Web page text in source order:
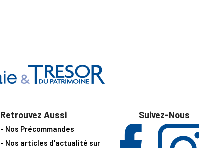
Retrouvez Aussi
- Nos Précommandes
- Nos articles d'actualité sur
Suivez-Nous